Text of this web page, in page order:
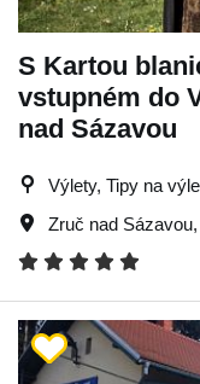
S Kartou
vstupném do
nad Sázavou
Výlety, Tipy na
Zruč nad Sázavou,